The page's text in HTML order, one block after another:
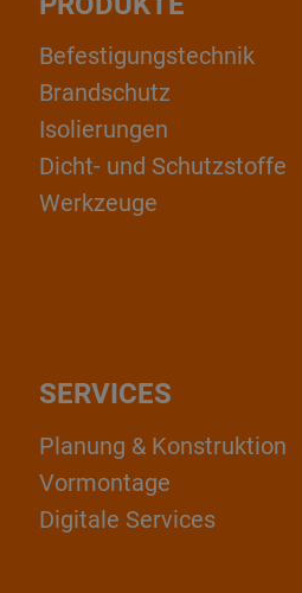
Befestigungstechnik
Brandschutz
Isolierungen
Dicht- und Schutzstoffe
Werkzeuge
SERVICES
Planung & Konstruktion
Vormontage
Digitale Services